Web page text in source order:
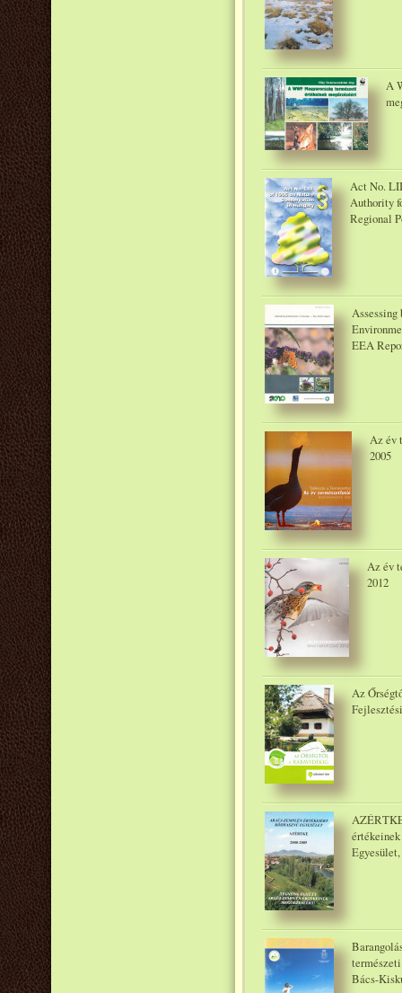
A
Act No.
Authority
Regional
Assessing
EEA
Az év
2005
Az év
2012
Az
Bács-